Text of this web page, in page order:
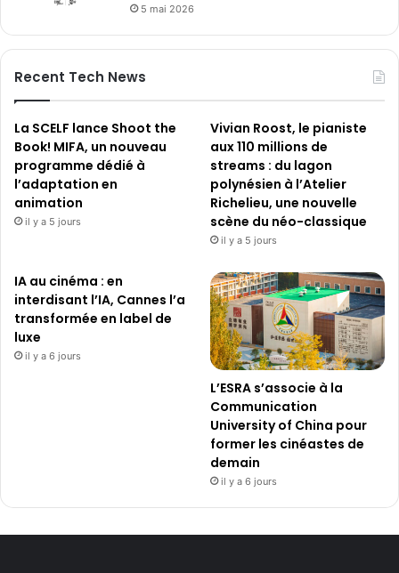
5 mai 2026
Recent Tech News
La SCELF lance Shoot the
Book! MIFA, un nouveau
programme dédié à
l’adaptation en
animation
il y a 5 jours
Vivian Roost, le pianiste
aux 110 millions de
streams : du lagon
polynésien à l’Atelier
Richelieu, une nouvelle
scène du néo-classique
il y a 5 jours
IA au cinéma : en
interdisant l’IA, Cannes l’a
transformée en label de
luxe
il y a 6 jours
L’ESRA s’associe à la
Communication
University of China pour
former les cinéastes de
demain
il y a 6 jours